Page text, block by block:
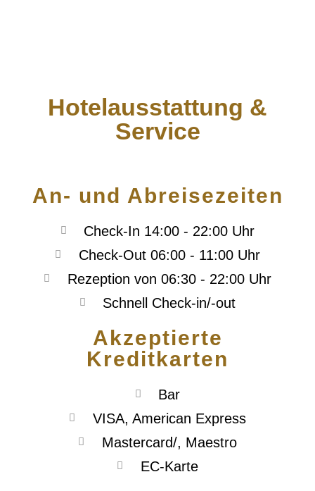
Hotelausstattung &
Service
An- und Abreisezeiten
Check-In 14:00 - 22:00 Uhr
Check-Out 06:00 - 11:00 Uhr
Rezeption von 06:30 - 22:00 Uhr
Schnell Check-in/-out
Akzeptierte
Kreditkarten
Bar
VISA, American Express
Mastercard/, Maestro
EC-Karte